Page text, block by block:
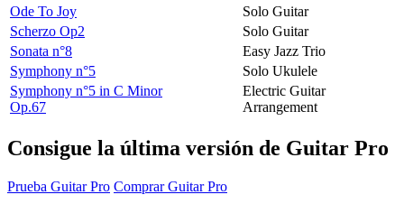
Ode To Joy
Solo Guitar
Scherzo Op2
Solo Guitar
Sonata n°8
Easy Jazz Trio
Symphony n°5
Solo Ukulele
Symphony n°5 in C Minor
Op.67
Electric Guitar
Arrangement
Consigue la última versión de Guitar Pro
Prueba Guitar Pro Comprar Guitar Pro